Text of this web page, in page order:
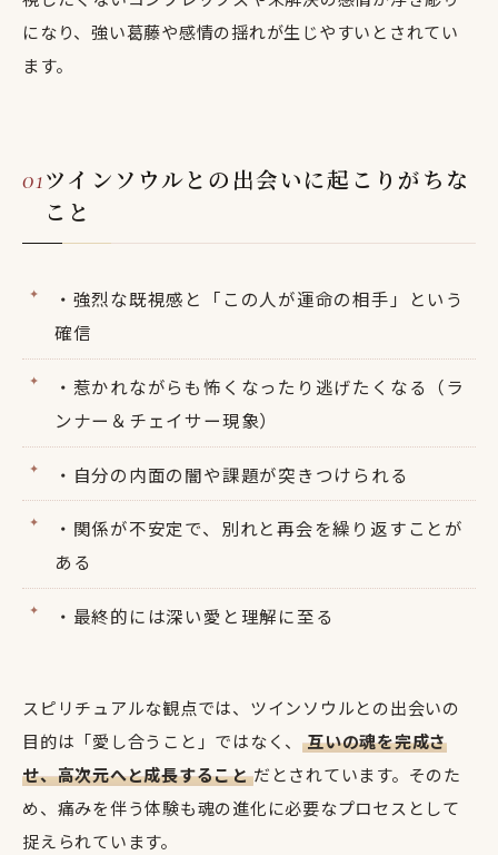
になり、強い葛藤や感情の揺れが生じやすいとされてい
ます。
ツインソウルとの出会いに起こりがちな
こと
・強烈な既視感と「この人が運命の相手」という
確信
・惹かれながらも怖くなったり逃げたくなる（ラ
ンナー＆チェイサー現象）
・自分の内面の闇や課題が突きつけられる
・関係が不安定で、別れと再会を繰り返すことが
ある
・最終的には深い愛と理解に至る
スピリチュアルな観点では、ツインソウルとの出会いの
目的は「愛し合うこと」ではなく、互いの魂を完成さ
せ、高次元へと成長することだとされています。そのた
め、痛みを伴う体験も魂の進化に必要なプロセスとして
捉えられています。